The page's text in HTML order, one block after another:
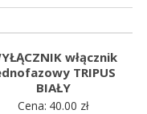
włącznik
TRIPUS
BIAŁY
Cena: 40.00 zł